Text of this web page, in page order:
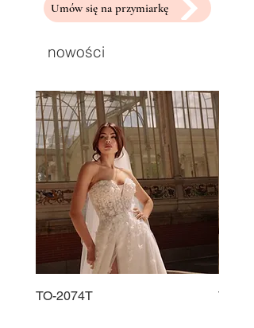
Umów się na przymiarkę
nowości
TO-2074T TO-